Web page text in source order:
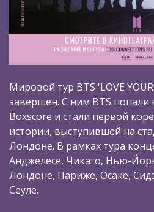
Мировой тур BTS 'LOVE
завершен. С ним BTS попали
Boxscore и стали первой
истории, выступившей на
Лондоне. В рамках тура
Анджелесе, Чикаго, Нью-
Лондоне, Париже, Осаке,
Сеуле.